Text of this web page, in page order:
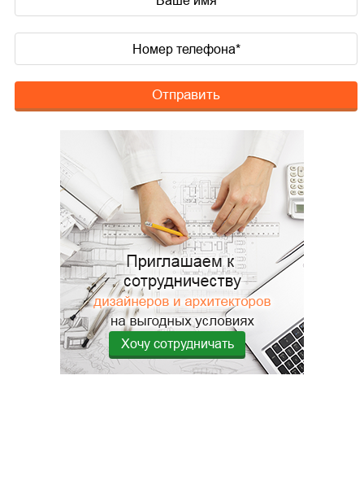
Отправить
Хочу сотрудничать